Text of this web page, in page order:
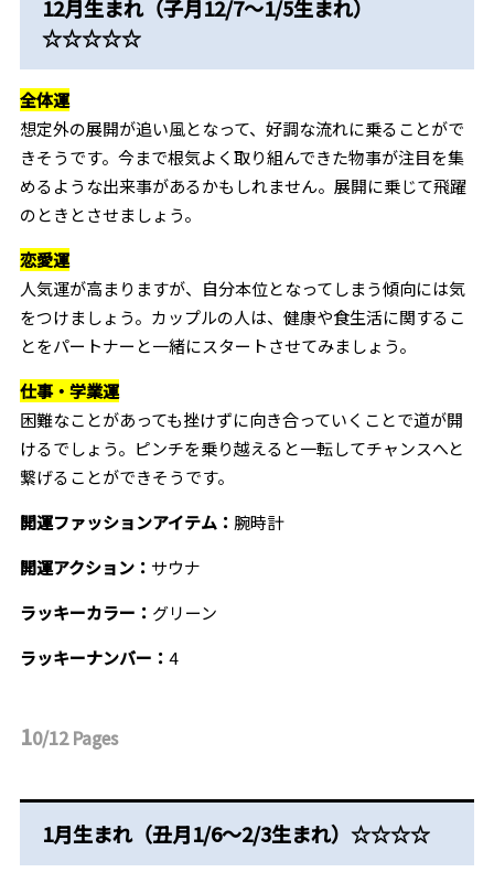
12月生まれ（子月12/7～1/5生まれ）
☆☆☆☆☆
全体運
想定外の展開が追い風となって、好調な流れに乗ることがで
きそうです。今まで根気よく取り組んできた物事が注目を集
めるような出来事があるかもしれません。展開に乗じて飛躍
のときとさせましょう。
恋愛運
人気運が高まりますが、自分本位となってしまう傾向には気
をつけましょう。カップルの人は、健康や食生活に関するこ
とをパートナーと一緒にスタートさせてみましょう。
仕事・学業運
困難なことがあっても挫けずに向き合っていくことで道が開
けるでしょう。ピンチを乗り越えると一転してチャンスへと
繋げることができそうです。
開運ファッションアイテム： 腕時計
開運アクション： サウナ
ラッキーカラー： グリーン
ラッキーナンバー： 4
10/12Pages
1月生まれ（丑月1/6～2/3生まれ）☆☆☆☆